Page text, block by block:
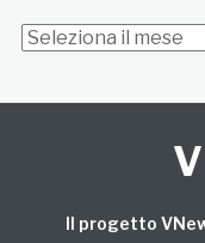
Archivi
Il progetto